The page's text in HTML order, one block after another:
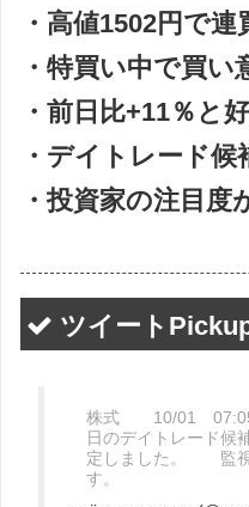
・高値1502円で連
・特買い中で買い
・前日比+11％と
・デイトレード候
・投資家の注目度
ツイートPickup
株式 10/01
日のデイトレード候
定しました。 監
す。